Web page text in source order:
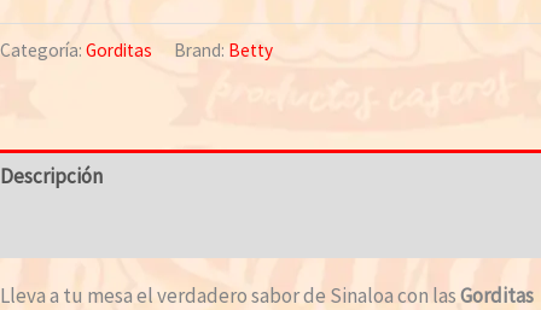
Categoría: Gorditas Brand: Betty
Descripción
Lleva a tu mesa el verdadero sabor de Sinaloa con lasGorditas